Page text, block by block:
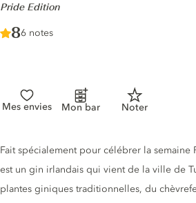
-
Pride Edition
Score :
8/ 10
6 notes
Mes envies Mon bar Noter
Description du gin
Fait spécialement pour célébrer la
est un gin irlandais qui vient de la ville de
plantes giniques traditionnelles, du